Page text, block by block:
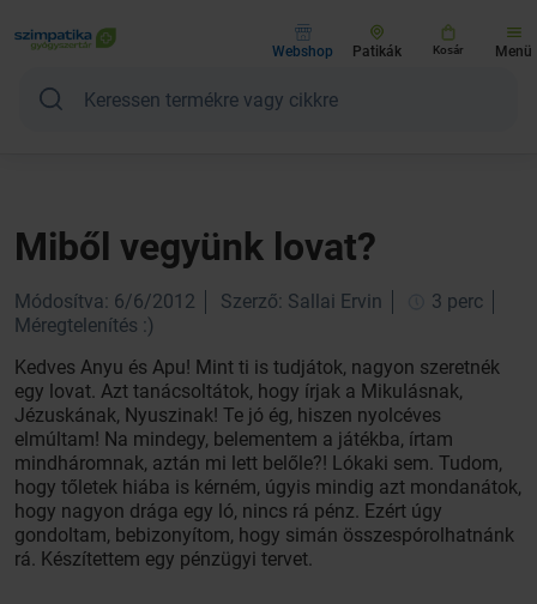
Webshop Patikák Kosár Menü
Miből vegyünk lovat?
Módosítva: 6/6/2012 Szerző: Sallai Ervin
3 perc
Méregtelenítés :)
Kedves Anyu és Apu! Mint ti is tudjátok, nagyon szeretnék
egy lovat. Azt tanácsoltátok, hogy írjak a Mikulásnak,
Jézuskának, Nyuszinak! Te jó ég, hiszen nyolcéves
elmúltam! Na mindegy, belementem a játékba, írtam
mindháromnak, aztán mi lett belőle?! Lókaki sem. Tudom,
hogy tőletek hiába is kérném, úgyis mindig azt mondanátok,
hogy nagyon drága egy ló, nincs rá pénz. Ezért úgy
gondoltam, bebizonyítom, hogy simán összespórolhatnánk
rá. Készítettem egy pénzügyi tervet.